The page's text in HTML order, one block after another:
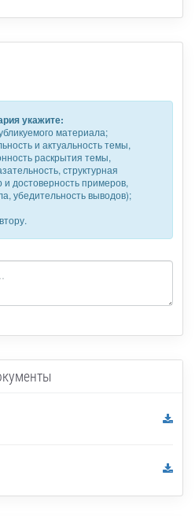
укажите:
материала;
и актуальность темы,
раскрытия темы,
структурная
и достоверность примеров,
убедительность выводов);